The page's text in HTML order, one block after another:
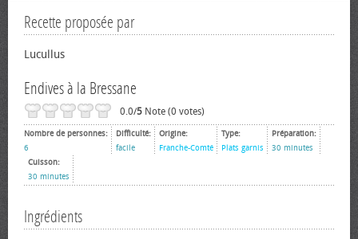
Recette proposée par
Lucullus
Endives à la Bressane
0.0/5 Note (0 votes)
Nombre de personnes:
6
Difficulté:
facile
Origine:
Franche-Comté
Type:
Plats garnis
Préparation:
30 minutes
Cuisson:
30 minutes
Ingrédients